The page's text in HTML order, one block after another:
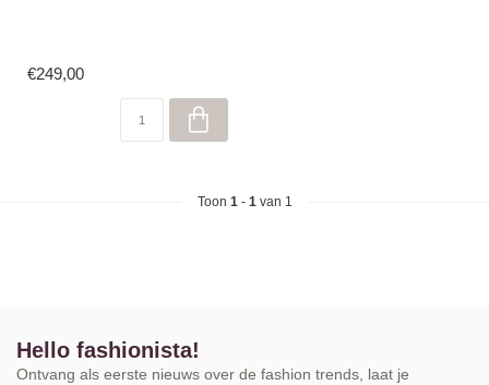
€249,00
Toon 1- 1van 1
Hello fashionista!
Ontvang als eerste nieuws over de fashion trends, laat je